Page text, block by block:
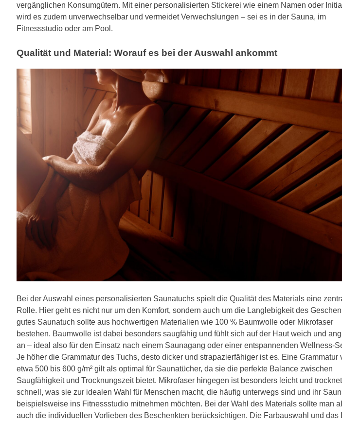
vergänglichen Konsumgütern. Mit einer personalisierten Stickerei wie einem Namen oder
wird es zudem unverwechselbar und vermeidet Verwechslungen – sei es in der Sauna, im
Fitnessstudio oder am Pool.
Qualität und Material: Worauf es bei der Auswahl ankommt
Bei der Auswahl eines personalisierten Saunatuchs spielt die Qualität des Materials eine
Rolle. Hier geht es nicht nur um den Komfort, sondern auch um die Langlebigkeit des
gutes Saunatuch sollte aus hochwertigen Materialien wie 100 % Baumwolle oder Mikrofaser
bestehen. Baumwolle ist dabei besonders saugfähig und fühlt sich auf der Haut weich und
an – ideal also für den Einsatz nach einem Saunagang oder einer entspannenden Wellness-
Je höher die Grammatur des Tuchs, desto dicker und strapazierfähiger ist es. Eine Grammatur
etwa 500 bis 600 g/m² gilt als optimal für Saunatücher, da sie die perfekte Balance zwischen
Saugfähigkeit und Trocknungszeit bietet. Mikrofaser hingegen ist besonders leicht und trocknet
schnell, was sie zur idealen Wahl für Menschen macht, die häufig unterwegs sind und ihr
beispielsweise ins Fitnessstudio mitnehmen möchten. Bei der Wahl des Materials sollte man
auch die individuellen Vorlieben des Beschenkten berücksichtigen. Die Farbauswahl und das